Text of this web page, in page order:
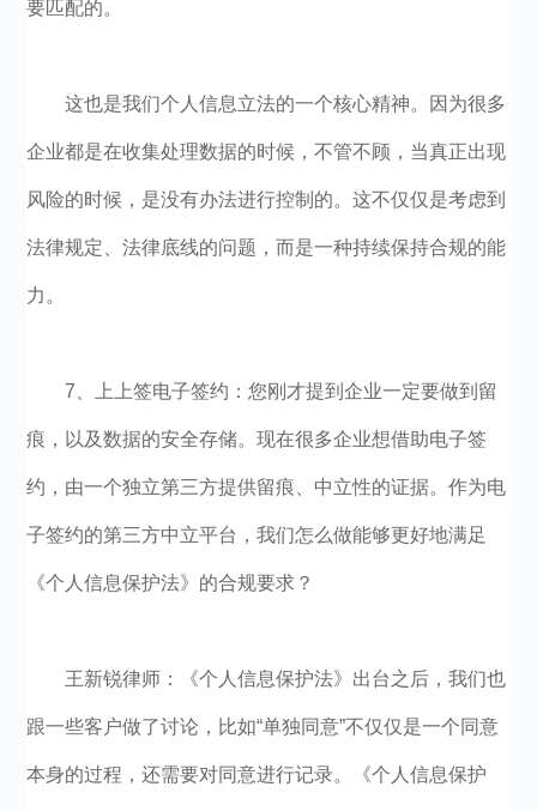
要匹配的。
这也是我们个人信息立法的一个核心精神。因为很多
企业都是在收集处理数据的时候，不管不顾，当真正出现
风险的时候，是没有办法进行控制的。这不仅仅是考虑到
法律规定、法律底线的问题，而是一种持续保持合规的能
力。
7、上上签电子签约：您刚才提到企业一定要做到留
痕，以及数据的安全存储。现在很多企业想借助电子签
约，由一个独立第三方提供留痕、中立性的证据。作为电
子签约的第三方中立平台，我们怎么做能够更好地满足
《个人信息保护法》的合规要求？
王新锐律师：《个人信息保护法》出台之后，我们也
跟一些客户做了讨论，比如“单独同意”不仅仅是一个同意
本身的过程，还需要对同意进行记录。《个人信息保护